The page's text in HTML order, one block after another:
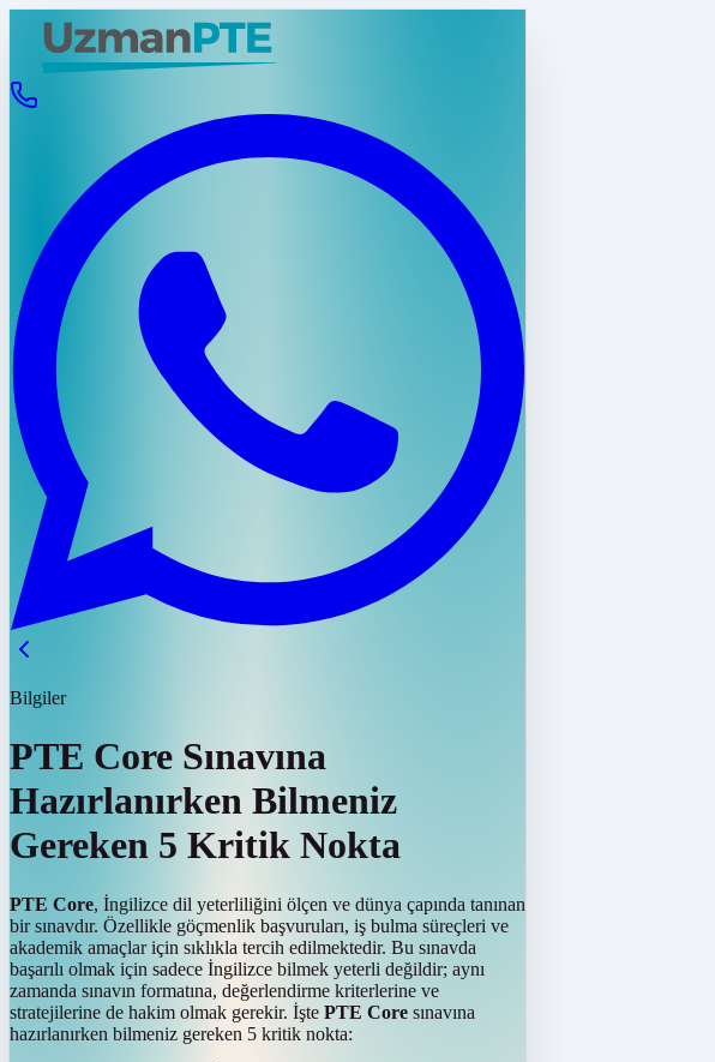
Bilgiler
PTE Core Sınavına
Hazırlanırken Bilmeniz
Gereken 5 Kritik Nokta
PTE Core, İngilizce dil yeterliliğini ölçen ve dünya çapında tanınan
bir sınavdır. Özellikle göçmenlik başvuruları, iş bulma süreçleri ve
akademik amaçlar için sıklıkla tercih edilmektedir. Bu sınavda
başarılı olmak için sadece İngilizce bilmek yeterli değildir; aynı
zamanda sınavın formatına, değerlendirme kriterlerine ve
stratejilerine de hakim olmak gerekir. İşte PTE Core sınavına
hazırlanırken bilmeniz gereken 5 kritik nokta: